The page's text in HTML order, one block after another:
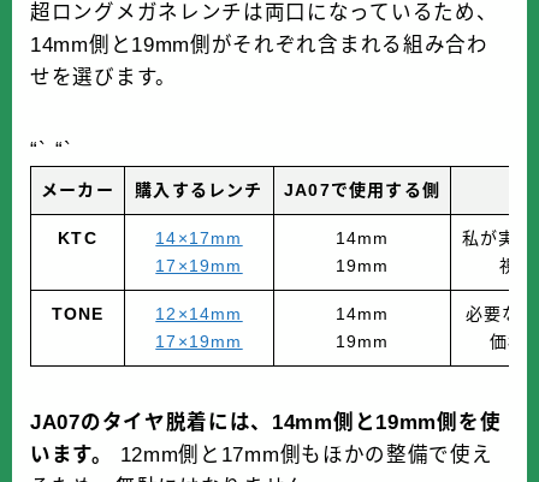
超ロングメガネレンチは両口になっているため、
14mm側と19mm側がそれぞれ含まれる組み合わ
せを選びます。
“` “`
メーカー 購入するレンチ JA07で使用する側
KTC
14×17mm
17×19mm
14mm
19mm
私が実
視
TONE
12×14mm
17×19mm
14mm
19mm
必要な2
価格
JA07のタイヤ脱着には、14mm側と19mm側を使
います。
12mm側と17mm側もほかの整備で使え